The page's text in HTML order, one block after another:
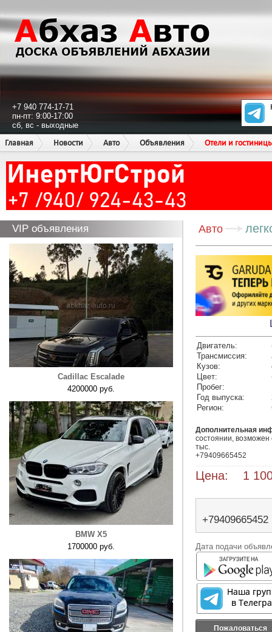
+7 940 774-17-71
пн-пт: 9:00-17:00
сб, вс - выходные
Главная
Новости Авто Объявления Отели и
VIP объявления
Cadillac Escalade
4200000 руб.
BMW X5
1700000 руб.
Авто
Двигатель:
Трансмиссия:
Кузов:
Цвет:
Пробег:
Год выпуска:
Регион:
Дополнительная
состоянии,
тыс.
+79409665452
Цена: 1 100
+79409665452
Дата подачи
Пожаловаться